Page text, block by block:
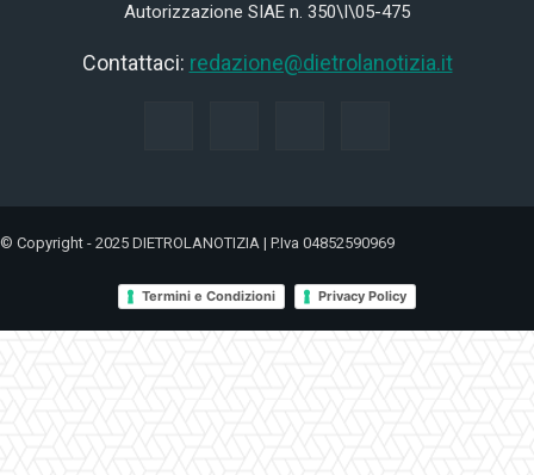
Autorizzazione SIAE n. 350\I\05-475
Contattaci: redazione@dietrolanotizia.it
© Copyright - 2025 DIETROLANOTIZIA | P.Iva 04852590969
Termini e Condizioni Privacy Policy